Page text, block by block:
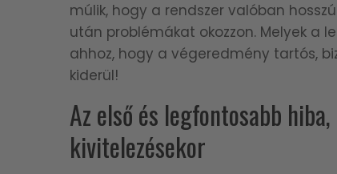
múlik, hogy a rendszer valóban
után problémákat okozzon. Melyek a
ahhoz, hogy a végeredmény tartós,
kiderül!
Az első és legfontosabb
kivitelezésekor